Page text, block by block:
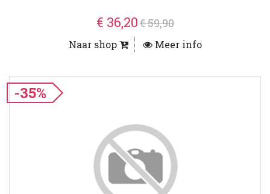
€ 36,20€ 59,90
Naar shop Meer info
-35%